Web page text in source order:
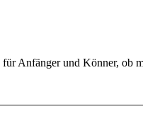
Anfänger und Könner, ob